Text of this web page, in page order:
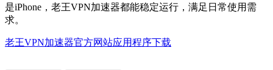
是iPhone，老王VPN加速器都能稳定运行，满足日常使用需
求。
老王VPN加速器官方网站应用程序下载